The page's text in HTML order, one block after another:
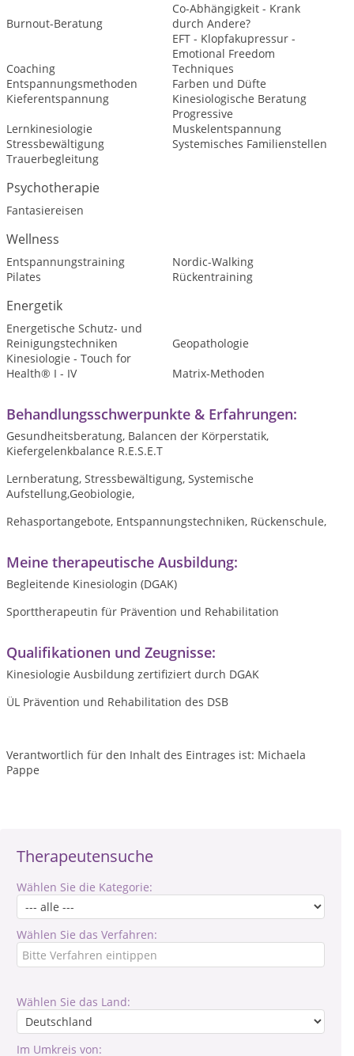
Therapeutensuche
Wählen Sie die Kategorie:
Wählen Sie das Verfahren:
Wählen Sie das Land:
Im Umkreis von:
Burnout-Beratung
Co-Abhängigkeit - Krank
durch Andere?
Coaching
EFT - Klopfakupressur -
Emotional Freedom
Techniques
Entspannungsmethoden
Farben und Düfte
Kieferentspannung
Kinesiologische Beratung
Lernkinesiologie
Progressive
Muskelentspannung
Stressbewältigung
Systemisches Familienstellen
Trauerbegleitung
Psychotherapie
Fantasiereisen
Wellness
Entspannungstraining
Nordic-Walking
Pilates
Rückentraining
Energetik
Energetische Schutz- und
Reinigungstechniken
Geopathologie
Kinesiologie - Touch for
Health® I - IV
Matrix-Methoden
Behandlungsschwerpunkte & Erfahrungen:
Gesundheitsberatung, Balancen der Körperstatik,
Kiefergelenkbalance R.E.S.E.T
Lernberatung, Stressbewältigung, Systemische
Aufstellung,Geobiologie,
Rehasportangebote, Entspannungstechniken, Rückenschule,
Meine therapeutische Ausbildung:
Begleitende Kinesiologin (DGAK)
Sporttherapeutin für Prävention und Rehabilitation
Qualifikationen und Zeugnisse:
Kinesiologie Ausbildung zertifiziert durch DGAK
ÜL Prävention und Rehabilitation des DSB
Verantwortlich für den Inhalt des Eintrages ist: Michaela
Pappe